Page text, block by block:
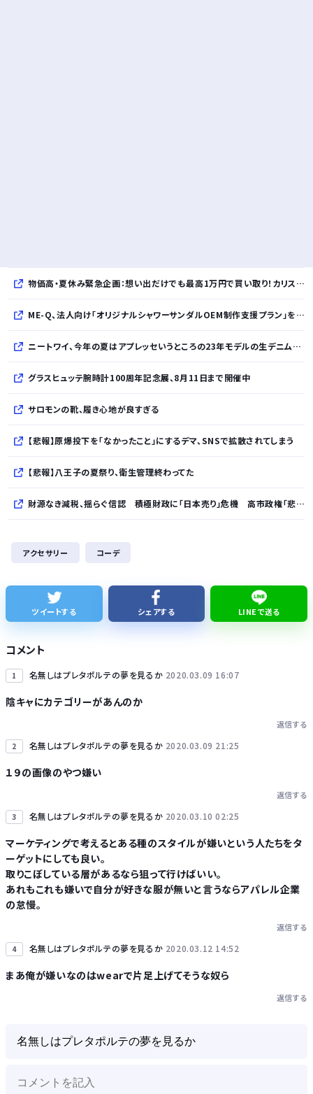
物価高・夏休み緊急企画：想い出だけでも最高1万円で買い取り！カリスマ想い出査定士・早川綾子による「特別な想い出査定」を8月限定で開催
ME-Q、法人向け「オリジナルシャワーサンダルOEM制作支援プラン」を開始 – ライブ物販やスポーツチームの公式グッズ制作をサポート
ニートワイ、今年の夏はアプレッセいうところの23年モデルの生デニムを履き込んでる模様
グラスヒュッテ腕時計100周年記念展、8月11日まで開催中
サロモンの靴、履き心地が良すぎる
【悲報】原爆投下を「なかったこと」にするデマ、SNSで拡散されてしまう
【悲報】八王子の夏祭り、衛生管理終わってた
財源なき減税、揺らぐ信認 積極財政に「日本売り」危機 高市政権「悲願」に固執
琵琶湖三市同時花火大会、開催中止を発表 場所時刻不明・許可なし・交通整理なし・市が関与否定
アクセサリー コーデ
ツイートする シェアする LINEで送る
コメント
1 名無しはプレタポルテの夢を見るか 2020.03.09 16:07
陰キャにカテゴリーがあんのか
返信する
2 名無しはプレタポルテの夢を見るか 2020.03.09 21:25
１９の画像のやつ嫌い
返信する
3 名無しはプレタポルテの夢を見るか 2020.03.10 02:25
マーケティングで考えるとある種のスタイルが嫌いという人たちをタ
ーゲットにしても良い。
取りこぼしている層があるなら狙って行けばいい。
あれもこれも嫌いで自分が好きな服が無いと言うならアパレル企業
の怠慢。
返信する
4 名無しはプレタポルテの夢を見るか 2020.03.12 14:52
まあ俺が嫌いなのはwearで片足上げてそうな奴ら
返信する